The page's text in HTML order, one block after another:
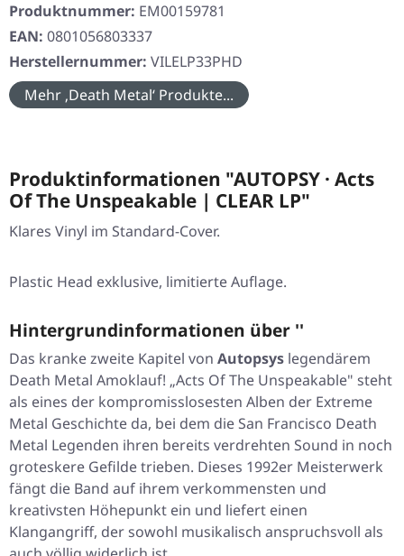
Produktnummer: EM00159781
EAN: 0801056803337
Herstellernummer: VILELP33PHD
Mehr ‚Death Metal‘ Produkte...
Produktinformationen "AUTOPSY · Acts
Of The Unspeakable | CLEAR LP"
Klares Vinyl im Standard-Cover.
Plastic Head exklusive, limitierte Auflage.
Hintergrundinformationen über ''
Das kranke zweite Kapitel von Autopsys legendärem
Death Metal Amoklauf! „Acts Of The Unspeakable" steht
als eines der kompromisslosesten Alben der Extreme
Metal Geschichte da, bei dem die San Francisco Death
Metal Legenden ihren bereits verdrehten Sound in noch
groteskere Gefilde trieben. Dieses 1992er Meisterwerk
fängt die Band auf ihrem verkommensten und
kreativsten Höhepunkt ein und liefert einen
Klangangriff, der sowohl musikalisch anspruchsvoll als